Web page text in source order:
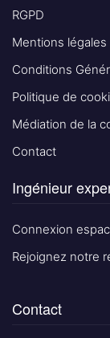
RGPD
Mentions légales
Conditions
Politique de
Médiation de la
Contact
Ingénieur
Connexion
Rejoignez notre
Contact